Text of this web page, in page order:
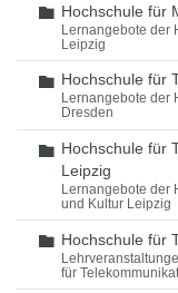
Ordner
Hochschule für
Lernangebote der
Leipzig
Ordner
Hochschule für
Lernangebote der
Dresden
Ordner
Hochschule für
Leipzig
Lernangebote der
und Kultur Leipzig
Ordner
Hochschule für
für